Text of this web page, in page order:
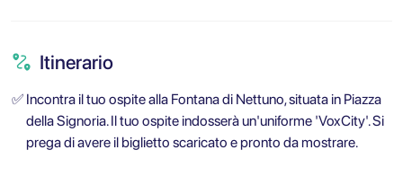
Itinerario
✅ Incontra il tuo ospite alla Fontana di Nettuno, situata in Piazza
della Signoria. Il tuo ospite indosserà un'uniforme 'VoxCity'. Si
prega di avere il biglietto scaricato e pronto da mostrare.